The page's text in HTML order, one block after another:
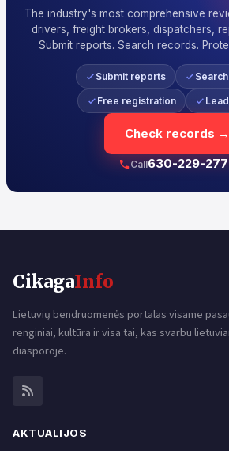
The industry's most comprehensive
drivers, freight brokers, dispatchers,
Submit reports. Search records.
Submit reports
Free registration
Check records →
Call630-229-
CikagaInfo
Lietuvių bendruomenės portalas visame
renginiai, kultūra ir visa tai, kas svarbu
diasporoje.
AKTUALIJOS